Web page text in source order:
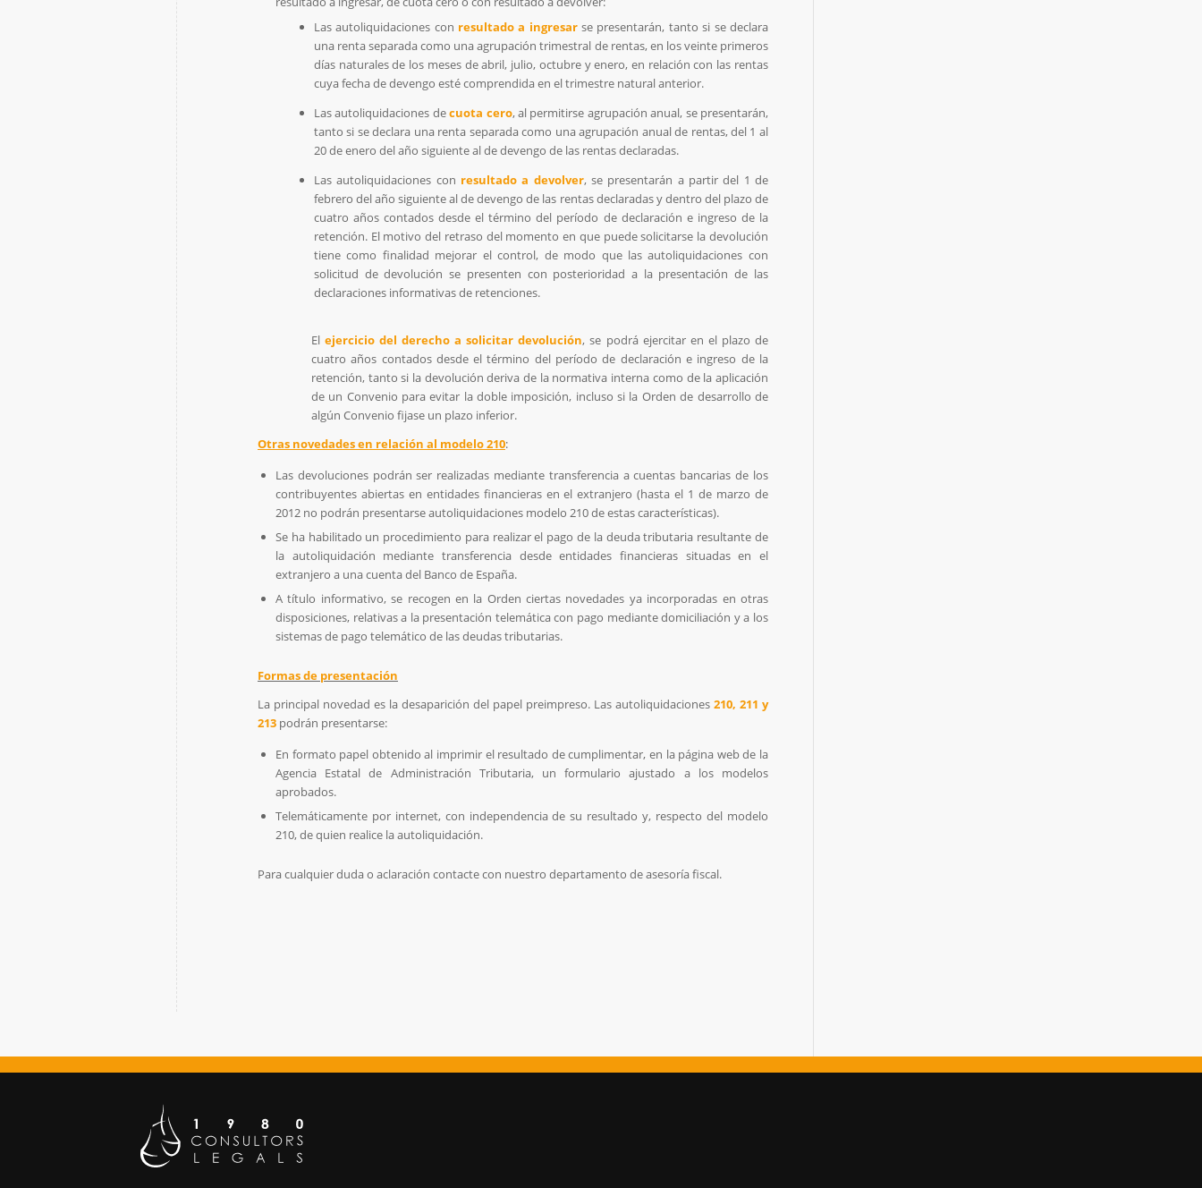
Las autoliquidaciones con resultado a ingresarse presentarán, tanto si se declara
una renta separada como una agrupación trimestral de rentas, en los veinte primeros
días naturales de los meses de abril, julio, octubre y enero, en relación con las rentas
cuya fecha de devengo esté comprendida en el trimestre natural anterior.
Las autoliquidaciones decuota cero, al permitirse agrupación anual, se presentarán,
tanto si se declara una renta separada como una agrupación anual de rentas, del 1 al
20 de enero del año siguiente al de devengo de las rentas declaradas.
Las autoliquidaciones con resultado a devolver, se presentarán a partir del 1 de
febrero del año siguiente al de devengo de las rentas declaradas y dentro del plazo de
cuatro años contados desde el término del período de declaración e ingreso de la
retención. El motivo del retraso del momento en que puede solicitarse la devolución
tiene como finalidad mejorar el control, de modo que las autoliquidaciones con
solicitud de devolución se presenten con posterioridad a la presentación de las
declaraciones informativas de retenciones.
Elejercicio del derecho a solicitar devolución, se podrá ejercitar en el plazo de
cuatro años contados desde el término del período de declaración e ingreso de la
retención, tanto si la devolución deriva de la normativa interna como de la aplicación
de un Convenio para evitar la doble imposición, incluso si la Orden de desarrollo de
algún Convenio fijase un plazo inferior.
Otras novedades en relación al modelo 210:
Las devoluciones podrán ser realizadas mediante transferencia a cuentas bancarias de los
contribuyentes abiertas en entidades financieras en el extranjero (hasta el 1 de marzo de
2012 no podrán presentarse autoliquidaciones modelo 210 de estas características).
Se ha habilitado un procedimiento para realizar el pago de la deuda tributaria resultante de
la autoliquidación mediante transferencia desde entidades financieras situadas en el
extranjero a una cuenta del Banco de España.
A título informativo, se recogen en la Orden ciertas novedades ya incorporadas en otras
disposiciones, relativas a la presentación telemática con pago mediante domiciliación y a los
sistemas de pago telemático de las deudas tributarias.
Formas de presentación
La principal novedad es la desaparición del papel preimpreso. Las autoliquidaciones 210, 211 y
213 podrán presentarse:
En formato papel obtenido al imprimir el resultado de cumplimentar, en la página web de la
Agencia Estatal de Administración Tributaria, un formulario ajustado a los modelos
aprobados.
Telemáticamente por internet, con independencia de su resultado y, respecto del modelo
210, de quien realice la autoliquidación.
Para cualquier duda o aclaración contacte con nuestro departamento de asesoría fiscal.